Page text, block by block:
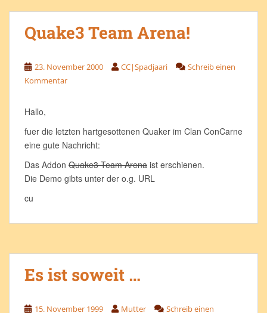
Quake3 Team Arena!
23. November 2000 CC|Spadjaari
Schreib einen
Kommentar
Hallo,
fuer die letzten hartgesottenen Quaker im Clan ConCarne
eine gute Nachricht:
Das Addon Quake3 Team Arena ist erschienen.
Die Demo gibts unter der o.g. URL
cu
Es ist soweit …
15. November 1999 Mutter Schreib einen